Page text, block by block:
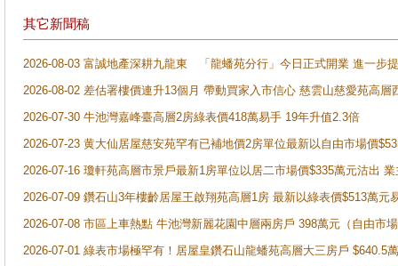
其它新聞稿
2026-08-03 富誠地產深耕九龍東 「龍蟠苑分行」今日正式開業 進一步
2026-08-02 差估署樓價連升13個月 帶動買家入市信心 慈雲山慈愛苑高層
2026-07-30 牛池灣嘉峰臺高層2房綠表價418萬易手 19年升值2.3倍
2026-07-23 黄大仙居屋慈安苑罕有已補地價2房單位最新以自由市場價
2026-07-16 瓊軒苑高層市景戶最新1房單位以居二市場價$335萬元沽出
2026-07-09 鑽石山3年樓齡居屋王啟翔苑高層1房 最新以綠表價$513萬元
2026-07-08 市區上車熱點 牛池灣新麗花園中層兩房戶 398萬元（自由市
2026-07-01 綠表市場極罕有！居屋皇鑽石山龍蟠苑高層大三房戶